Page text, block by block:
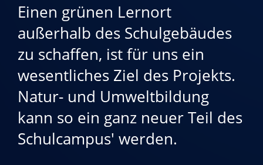
Einen grünen Lernort
außerhalb des Schulgebäudes
zu schaffen, ist für uns ein
wesentliches Ziel des Projekts.
Natur- und Umweltbildung
kann so ein ganz neuer Teil des
Schulcampus' werden.